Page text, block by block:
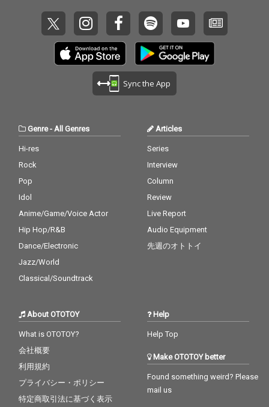
Sync the App
Genre- All Genres
Hi-res
Rock
Pop
Idol
Anime/Game/Voice Actor
Hip Hop/R&B
Dance/Electronic
Jazz/World
Classical/Soundtrack
Articles
Series
Interview
Column
Review
Live Report
Audio Equipment
先週のオトトイ
About OTOTOY
What is OTOTOY?
会社概要
利用規約
プライバシー・ポリシー
特定商取引法に基づく表示
Help
Help Top
Make OTOTOY better
Found something weird? Please
mail us